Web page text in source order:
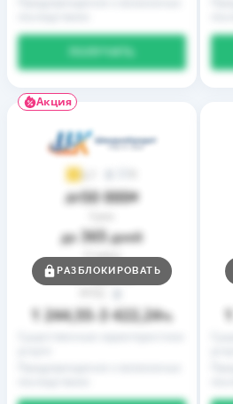
Акция
3,7
до50 000₴
до 365дней
Ставка
от0,01%
1 244,55– 3 422,24%
РАЗБЛОКИРОВАТЬ